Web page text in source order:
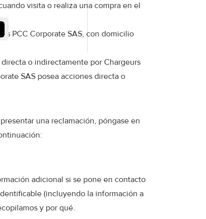
visita o realiza una compra en el
PCC Corporate SAS, con domicilio
o indirectamente por Chargeurs
SAS posea acciones directa o
una reclamación, póngase en
adicional si se pone en contacto
(incluyendo la información a
y por qué.